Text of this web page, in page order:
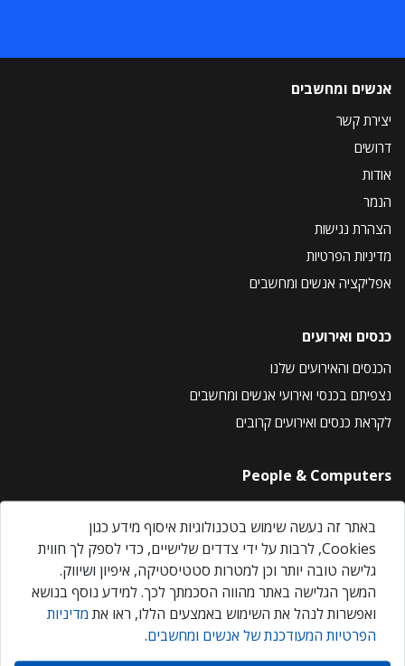
אנשים ומחשבים
יצירת קשר
דרושים
אודות
הנמר
הצהרת נגישות
מדיניות הפרטיות
אפליקציה אנשים ומחשבים
כנסים ואירועים
הכנסים והאירועים שלנו
נצפיתם בכנסי ואירועי אנשים ומחשבים
לקראת כנסים ואירועים קרובים
People & Computers
About Us
Privacy Policy
Contact Us
Our Events
אנשים ומחשבים © 2026 – כל הזכויות שמורות
באתר זה נעשה שימוש בטכנולוגיות איסוף מידע כגון
Cookies, לרבות על ידי צדדים שלישיים, כדי לספק לך חווית
גלישה טובה יותר וכן למטרות סטטיסטיקה, איפיון ושיווק.
המשך הגלישה באתר מהווה הסכמתך לכך. למידע נוסף בנושא
ואפשרות לנהל את השימוש באמצעים הללו, ראו את מדיניות
הפרטיות המעודכנת של אנשים ומחשבים.